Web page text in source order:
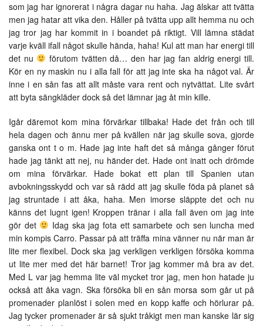
som jag har ignorerat i några dagar nu haha. Jag älskar att tvätta
men jag hatar att vika den. Håller på tvätta upp allt hemma nu och
jag tror jag har kommit in i boandet på riktigt. Vill lämna städat
varje kväll ifall något skulle hända, haha! Kul att man har energi till
det nu
förutom tvätten då… den har jag fan aldrig energi till.
Kör en ny maskin nu i alla fall för att jag inte ska ha något val. Är
inne i en sån fas att allt måste vara rent och nytvättat. Lite svårt
att byta sängkläder dock så det lämnar jag åt min kille.
Igår däremot kom mina förvärkar tillbaka! Hade det från och till
hela dagen och ännu mer på kvällen när jag skulle sova, gjorde
ganska ont t o m. Hade jag inte haft det så många gånger förut
hade jag tänkt att nej, nu händer det. Hade ont inatt och drömde
om mina förvärkar. Hade bokat ett plan till Spanien utan
avbokningsskydd och var så rädd att jag skulle föda på planet så
jag struntade i att åka, haha. Men imorse släppte det och nu
känns det lugnt igen! Kroppen tränar i alla fall även om jag inte
gör det
Idag ska jag fota ett samarbete och sen luncha med
min kompis Carro. Passar på att träffa mina vänner nu när man är
lite mer flexibel. Dock ska jag verkligen verkligen försöka komma
ut lite mer med det här barnet! Tror jag kommer må bra av det.
Med L var jag hemma lite väl mycket tror jag, men hon hatade ju
också att åka vagn. Ska försöka bli en sån morsa som går ut på
promenader planlöst i solen med en kopp kaffe och hörlurar på.
Jag tycker promenader är så sjukt tråkigt men man kanske lär sig